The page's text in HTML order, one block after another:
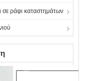
σε ράφι καταστημάτων